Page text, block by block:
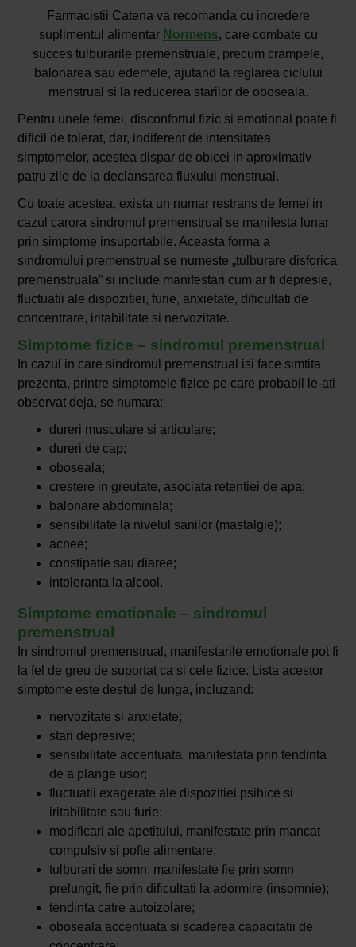
Farmacistii Catena va recomanda cu incredere
suplimentul alimentar Normens, care combate cu
succes tulburarile premenstruale, precum crampele,
balonarea sau edemele, ajutand la reglarea ciclului
menstrual si la reducerea starilor de oboseala.
Pentru unele femei, disconfortul fizic si emotional poate fi
dificil de tolerat, dar, indiferent de intensitatea
simptomelor, acestea dispar de obicei in aproximativ
patru zile de la declansarea fluxului menstrual.
Cu toate acestea, exista un numar restrans de femei in
cazul carora sindromul premenstrual se manifesta lunar
prin simptome insuportabile. Aceasta forma a
sindromului premenstrual se numeste „tulburare disforica
premenstruala” si include manifestari cum ar fi depresie,
fluctuatii ale dispozitiei, furie, anxietate, dificultati de
concentrare, iritabilitate si nervozitate.
Simptome fizice – sindromul premenstrual
In cazul in care sindromul premenstrual isi face simtita
prezenta, printre simptomele fizice pe care probabil le-ati
observat deja, se numara:
dureri musculare si articulare;
dureri de cap;
oboseala;
crestere in greutate, asociata retentiei de apa;
balonare abdominala;
sensibilitate la nivelul sanilor (mastalgie);
acnee;
constipatie sau diaree;
intoleranta la alcool.
Simptome emotionale – sindromul
premenstrual
In sindromul premenstrual, manifestarile emotionale pot fi
la fel de greu de suportat ca si cele fizice. Lista acestor
simptome este destul de lunga, incluzand:
nervozitate si anxietate;
stari depresive;
sensibilitate accentuata, manifestata prin tendinta
de a plange usor;
fluctuatii exagerate ale dispozitiei psihice si
iritabilitate sau furie;
modificari ale apetitului, manifestate prin mancat
compulsiv si pofte alimentare;
tulburari de somn, manifestate fie prin somn
prelungit, fie prin dificultati la adormire (insomnie);
tendinta catre autoizolare;
oboseala accentuata si scaderea capacitatii de